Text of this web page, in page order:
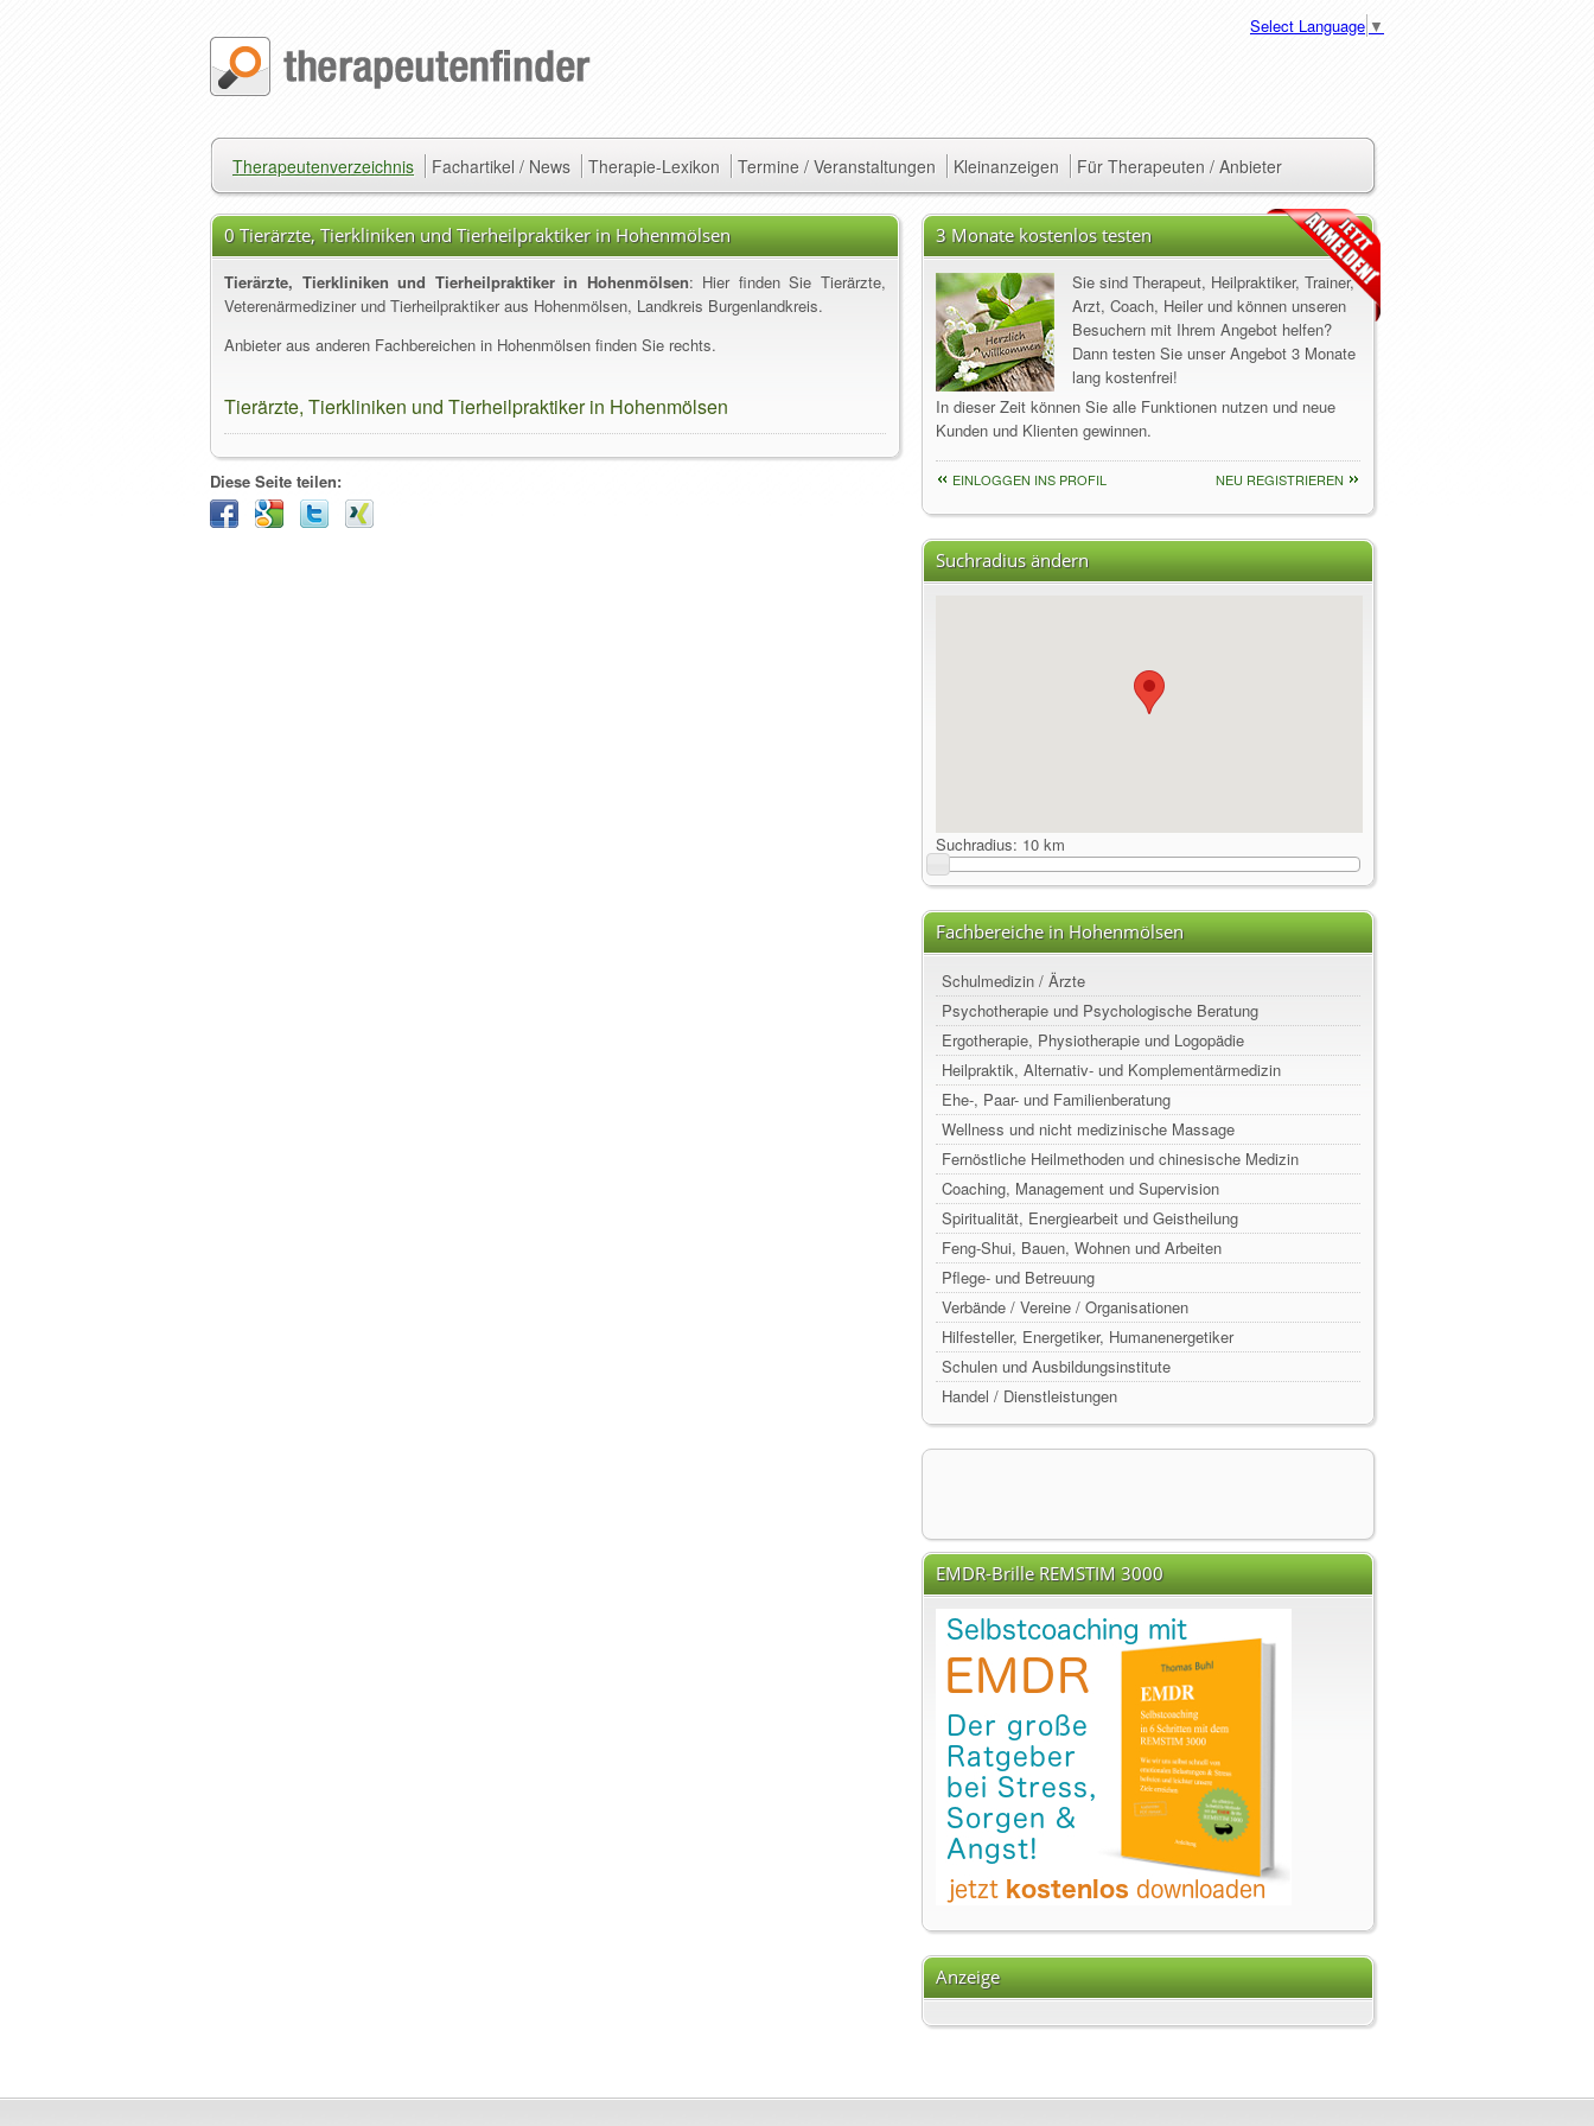
Select Language ▼
Therapeutenverzeichnis Fachartikel / News Therapie-Lexikon Termine / Veranstaltungen Kleinanzeigen Für Therapeuten / Anbieter
0 Tierärzte, Tierkliniken und Tierheilpraktiker in Hohenmölsen
Tierärzte, Tierkliniken und Tierheilpraktiker in Hohenmölsen: Hier finden Sie Tierärzte,
Veterenärmediziner und Tierheilpraktiker aus Hohenmölsen, Landkreis Burgenlandkreis.
Anbieter aus anderen Fachbereichen in Hohenmölsen finden Sie rechts.
Tierärzte, Tierkliniken und Tierheilpraktiker in Hohenmölsen
Diese Seite teilen:
3 Monate kostenlos testen
Sie sind Therapeut, Heilpraktiker, Trainer,
Arzt, Coach, Heiler und können unseren
Besuchern mit Ihrem Angebot helfen?
Dann testen Sie unser Angebot 3 Monate
lang kostenfrei!
In dieser Zeit können Sie alle Funktionen nutzen und neue
Kunden und Klienten gewinnen.
EINLOGGEN INS PROFIL NEU REGISTRIEREN
Suchradius ändern
Suchradius: 10 km
Fachbereiche in Hohenmölsen
Schulmedizin / Ärzte
Psychotherapie und Psychologische Beratung
Ergotherapie, Physiotherapie und Logopädie
Heilpraktik, Alternativ- und Komplementärmedizin
Ehe-, Paar- und Familienberatung
Wellness und nicht medizinische Massage
Fernöstliche Heilmethoden und chinesische Medizin
Coaching, Management und Supervision
Spiritualität, Energiearbeit und Geistheilung
Feng-Shui, Bauen, Wohnen und Arbeiten
Pflege- und Betreuung
Verbände / Vereine / Organisationen
Hilfesteller, Energetiker, Humanenergetiker
Schulen und Ausbildungsinstitute
Handel / Dienstleistungen
EMDR-Brille REMSTIM 3000
Anzeige